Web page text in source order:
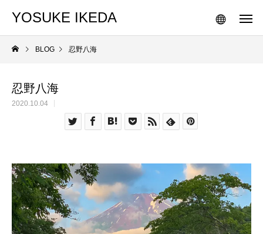
YOSUKE IKEDA
BLOG 忍野八海
忍野八海
2020.10.04